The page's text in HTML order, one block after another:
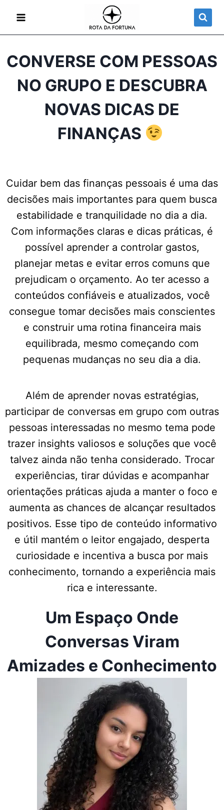
CONVERSE COM PESSOAS
NO GRUPO E DESCUBRA
NOVAS DICAS DE
FINANÇAS
Cuidar bem das finanças pessoais é uma das
decisões mais importantes para quem busca
estabilidade e tranquilidade no dia a dia.
Com informações claras e dicas práticas, é
possível aprender a controlar gastos,
planejar metas e evitar erros comuns que
prejudicam o orçamento. Ao ter acesso a
conteúdos confiáveis e atualizados, você
consegue tomar decisões mais conscientes
e construir uma rotina financeira mais
equilibrada, mesmo começando com
pequenas mudanças no seu dia a dia.
Além de aprender novas estratégias,
participar de conversas em grupo com outras
pessoas interessadas no mesmo tema pode
trazer insights valiosos e soluções que você
talvez ainda não tenha considerado. Trocar
experiências, tirar dúvidas e acompanhar
orientações práticas ajuda a manter o foco e
aumenta as chances de alcançar resultados
positivos. Esse tipo de conteúdo informativo
e útil mantém o leitor engajado, desperta
curiosidade e incentiva a busca por mais
conhecimento, tornando a experiência mais
rica e interessante.
Um Espaço Onde
Conversas Viram
Amizades e Conhecimento